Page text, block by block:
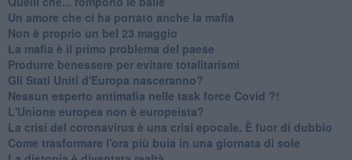
Un amore che ci ha portato anche la mafia
Non è proprio un bel 23 maggio
La mafia è il primo problema del paese
Produrre benessere per evitare totalitarismi
Gli Stati Uniti d'Europa nasceranno?
Nessun esperto antimafia nelle task force Covid ?!
L'Unione europea non è europeista?
La crisi del coronavirus è una crisi epocale. È fuor di dubbio
Come trasformare l'ora più buia in una giornata di sole